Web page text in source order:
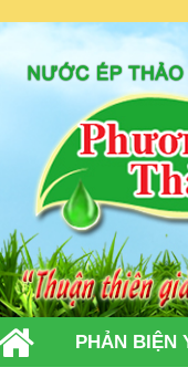
PHẢN BIỆN